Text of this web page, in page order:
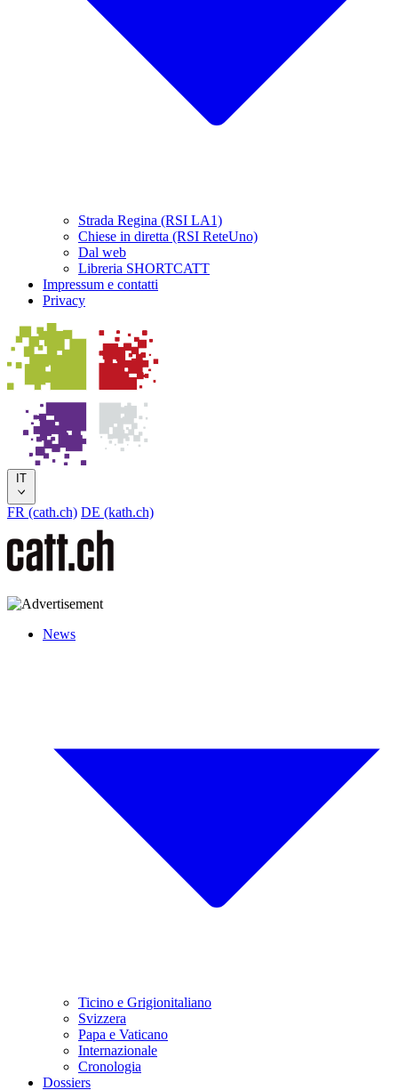
Strada Regina (RSI LA1)
Chiese in diretta (RSI ReteUno)
Dal web
Libreria SHORTCATT
Impressum e contatti
Privacy
IT
FR (cath.ch) DE (kath.ch)
News
Ticino e Grigionitaliano
Svizzera
Papa e Vaticano
Internazionale
Cronologia
Dossiers